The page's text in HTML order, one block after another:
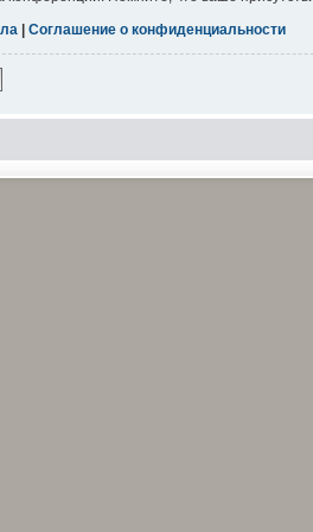
| Соглашение о конфиденциальности